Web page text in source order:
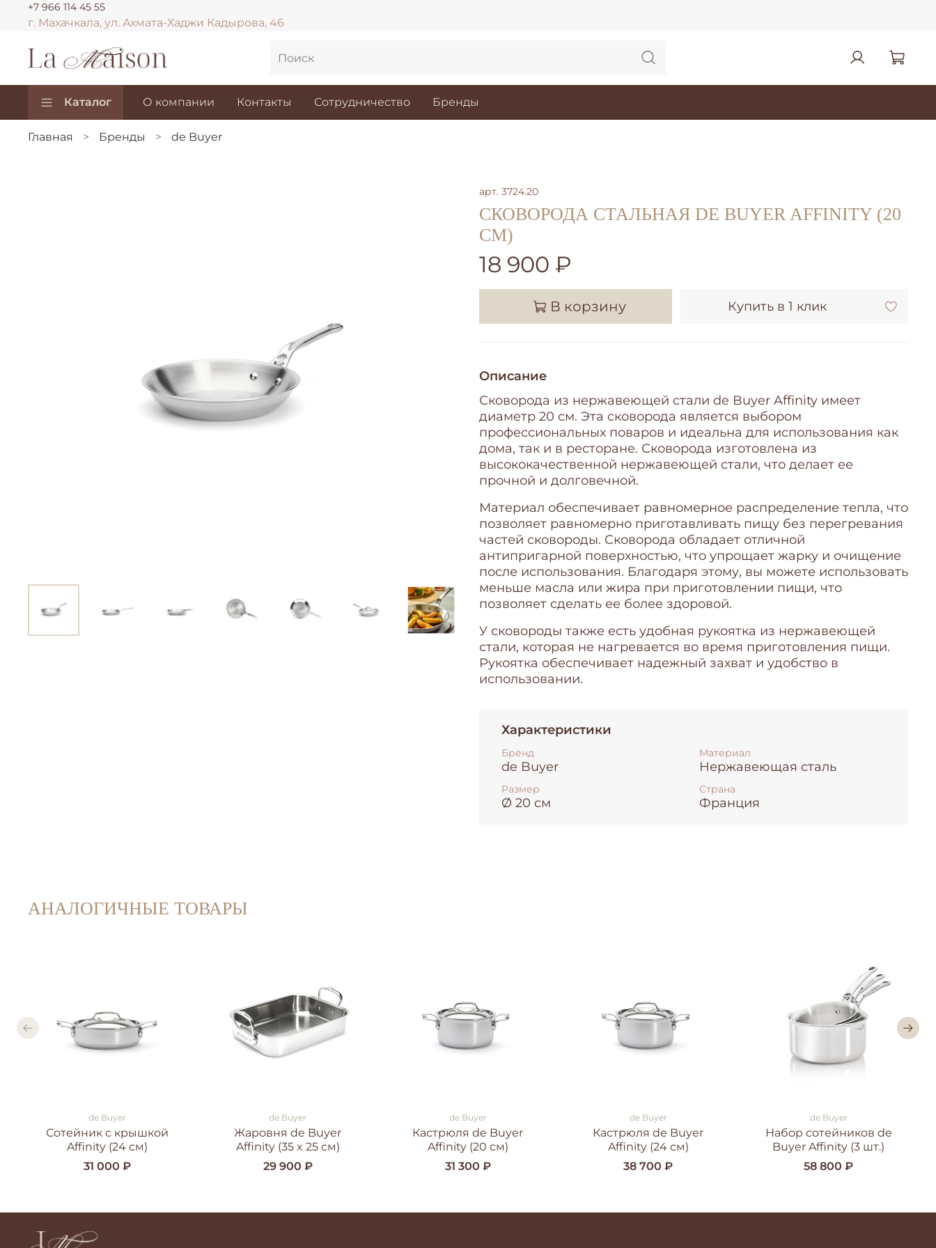
г. Махачкала, ул. Ахмата-Хаджи Кадырова, 46
+7 966 114 45 55
Каталог О компании Контакты Сотрудничество Бренды
Главная Бренды de Buyer
арт. 3724.20
СКОВОРОДА СТАЛЬНАЯ DE BUYER AFFINITY (20
CМ)
18 900 ₽
В корзину Купить в 1 клик
Описание
Сковорода из нержавеющей стали de Buyer Affinity имеет
диаметр 20 см. Эта сковорода является выбором
профессиональных поваров и идеальна для использования как
дома, так и в ресторане. Сковорода изготовлена из
высококачественной нержавеющей стали, что делает ее
прочной и долговечной.
Материал обеспечивает равномерное распределение тепла, что
позволяет равномерно приготавливать пищу без перегревания
частей сковороды. Сковорода обладает отличной
антипригарной поверхностью, что упрощает жарку и очищение
после использования. Благодаря этому, вы можете использовать
меньше масла или жира при приготовлении пищи, что
позволяет сделать ее более здоровой.
У сковороды также есть удобная рукоятка из нержавеющей
стали, которая не нагревается во время приготовления пищи.
Рукоятка обеспечивает надежный захват и удобство в
использовании.
Характеристики
Бренд
de Buyer
Материал
Нержавеющая сталь
Размер
Ø 20 см
Страна
Франция
АНАЛОГИЧНЫЕ ТОВАРЫ
de Buyer
Сотейник с крышкой
Affinity (24 см)
31 000 ₽
de Buyer
Жаровня de Buyer
Affinity (35 x 25 см)
29 900 ₽
de Buyer
Кастрюля de Buyer
Affinity (20 см)
31 300 ₽
de Buyer
Кастрюля de Buyer
Affinity (24 см)
38 700 ₽
de Buyer
Набор сотейников de
Buyer Affinity (3 шт.)
58 800 ₽